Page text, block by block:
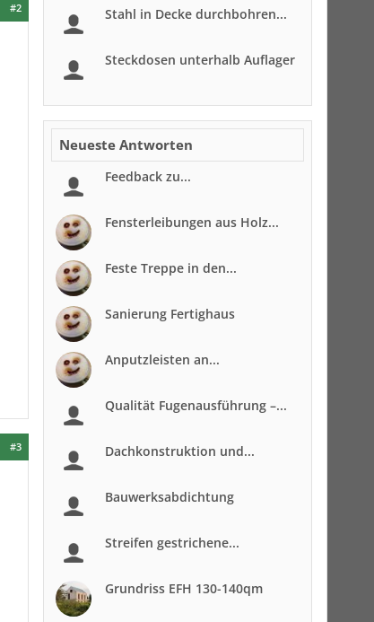
#2
#3
Stahl in Decke durchbohren...
Steckdosen unterhalb Auflager
Neueste Antworten
Feedback zu...
Fensterleibungen aus Holz...
Feste Treppe in den...
Sanierung Fertighaus
Anputzleisten an...
Qualität Fugenausführung –...
Dachkonstruktion und...
Bauwerksabdichtung
Streifen gestrichene...
Grundriss EFH 130-140qm